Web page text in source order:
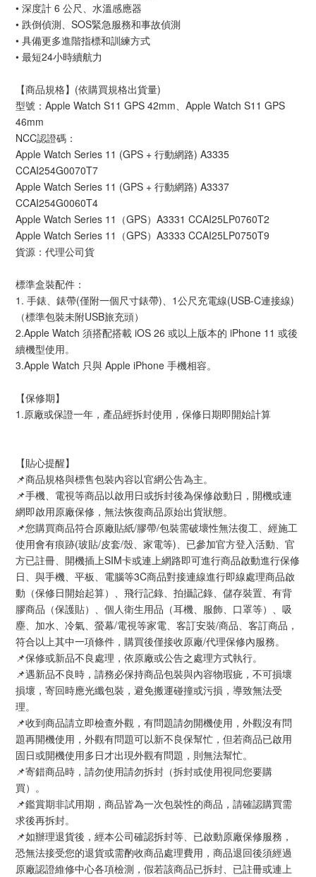
• 深度計 6 公尺、水溫感應器
• 跌倒偵測、SOS緊急服務和事故偵測
• 具備更多進階指標和訓練方式
• 最短24小時續航力
【商品規格】(依購買規格出貨量)
型號：Apple Watch S11 GPS 42mm、Apple Watch S11 GPS
46mm
NCC認證碼：
Apple Watch Series 11 (GPS + 行動網路) A3335
CCAI254G0070T7
Apple Watch Series 11 (GPS + 行動網路) A3337
CCAI254G0060T4
Apple Watch Series 11（GPS）A3331 CCAI25LP0760T2
Apple Watch Series 11（GPS）A3333 CCAI25LP0750T9
貨源：代理公司貨
標準盒裝配件：
1. 手錶、錶帶(僅附一個尺寸錶帶)、1公尺充電線(USB-C連接線)
（標準包裝未附USB旅充頭）
2.Apple Watch 須搭配搭載 iOS 26 或以上版本的 iPhone 11 或後
續機型使用。
3.Apple Watch 只與 Apple iPhone 手機相容。
【保修期】
1.原廠或保證一年，產品經拆封使用，保修日期即開始計算
【貼心提醒】
📌商品規格與標售包裝內容以官網公告為主。
📌手機、電視等商品以啟用日或拆封後為保修啟動日，開機或連
網即啟用原廠保修，無法恢復商品原始出貨狀態。
📌您購買商品符合原廠貼紙/膠帶/包裝需破壞性無法復工、經施工
使用會有痕跡(玻貼/皮套/殼、家電等)、已參加官方登入活動、官
方已註冊、開機插上SIM卡或連上網路即可進行商品啟動進行保修
日、與手機、平板、電腦等3C商品對接連線進行即線處理商品啟
動（保修日開始起算）、飛行記錄、拍攝記錄、儲存裝置、有背
膠商品（保護貼）、個人衛生用品（耳機、服飾、口罩等）、吸
塵、加水、冷氣、螢幕/電視等家電、客訂安裝/商品、客訂商品，
符合以上其中一項條件，購買後僅接收原廠/代理保修內服務。
📌保修或新品不良處理，依原廠或公告之處理方式執行。
📌遇新品不良時，請務必保持商品包裝與內容物瑕疵，不可損壞
損壞，寄回時應光纖包裝，避免搬運碰撞或污損，導致無法受
理。
📌收到商品請立即檢查外觀，有問題請勿開機使用，外觀沒有問
題再開機使用，外觀有問題可以新不良保幫忙，但若商品已啟用
固日或開機使用多日才出現外觀有問題，則無法幫忙。
📌寄錯商品時，請勿使用請勿拆封（拆封或使用視同您要購
買）。
📌鑑賞期非試用期，商品皆為一次包裝性的商品，請確認購買需
求後再拆封。
📌如辦理退貨後，經本公司確認拆封等、已啟動原廠保修服務，
恐無法接受您的退貨或需酌收商品處理費用，商品退回後須經過
原廠認證維修中心各項檢測，假若該商品已拆封、已註冊或連上